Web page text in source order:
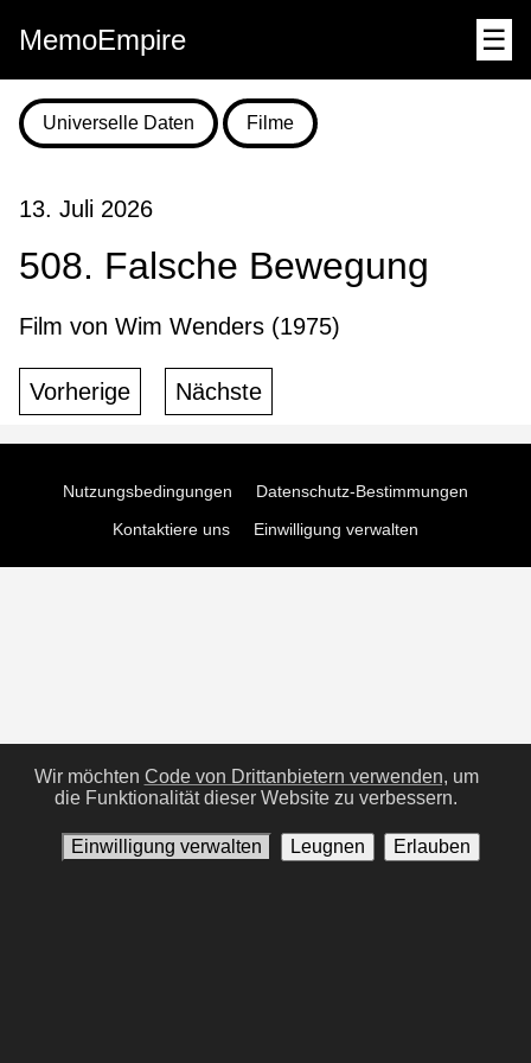
MemoEmpire ☰
Universelle Daten Filme
13. Juli 2026
508. Falsche Bewegung
Film von Wim Wenders (1975)
Vorherige Nächste
Nutzungsbedingungen
Datenschutz-Bestimmungen
Kontaktiere uns
Einwilligung verwalten
Wir möchten Code von Drittanbietern verwenden, um
die Funktionalität dieser Website zu verbessern.
Einwilligung verwalten Leugnen Erlauben